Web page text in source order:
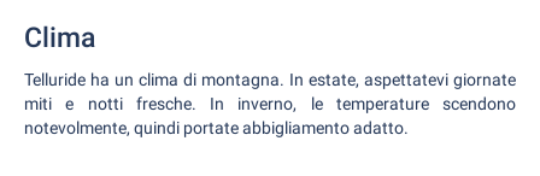
Clima
Telluride ha un clima di montagna. In estate, aspettatevi giornate
miti e notti fresche. In inverno, le temperature scendono
notevolmente, quindi portate abbigliamento adatto.